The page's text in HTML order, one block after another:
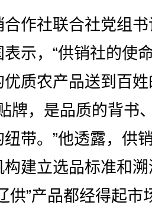
作社联合社党组书
示，“供销社的使
质农产品送到百
牌，是品质的背书
带。”他透露，供
建立选品标准和
供”产品都经得起市